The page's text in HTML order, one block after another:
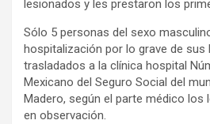
lesionados y les prestaron los
Sólo 5 personas del sexo
hospitalización por lo grave de sus
trasladados a la clínica hospital
Mexicano del Seguro Social del
Madero, según el parte médico los
en observación.